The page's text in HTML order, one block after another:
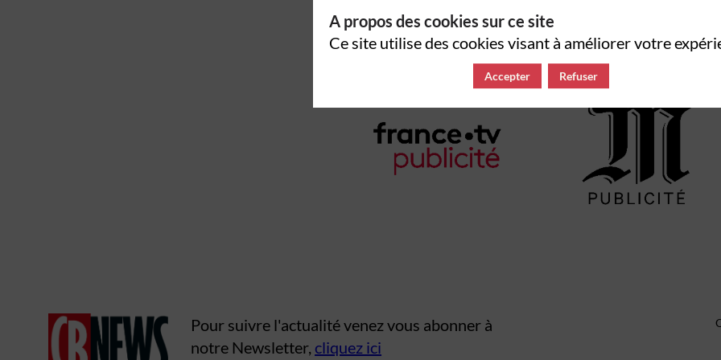
Nos partenaires
Pour suivre l'actualité venez vous abonner à
notre Newsletter, cliquez ici
A propos des cookies sur ce site
Ce site utilise des cookies visant à améliorer votre
Accepter Refuser